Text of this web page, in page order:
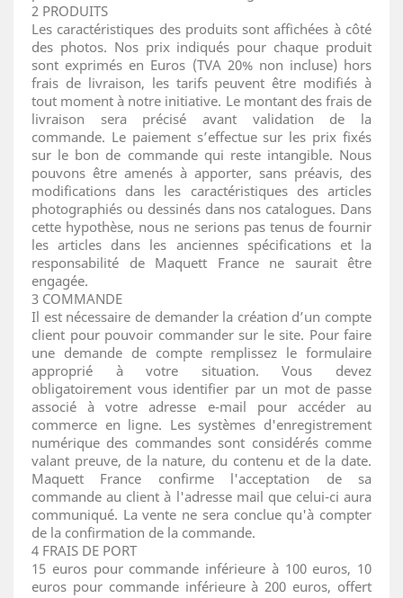
2 PRODUITS
Les caractéristiques des produits sont affichées à côté
des photos. Nos prix indiqués pour chaque produit
sont exprimés en Euros (TVA 20% non incluse) hors
frais de livraison, les tarifs peuvent être modifiés à
tout moment à notre initiative. Le montant des frais de
livraison sera précisé avant validation de la
commande. Le paiement s’effectue sur les prix fixés
sur le bon de commande qui reste intangible. Nous
pouvons être amenés à apporter, sans préavis, des
modifications dans les caractéristiques des articles
photographiés ou dessinés dans nos catalogues. Dans
cette hypothèse, nous ne serions pas tenus de fournir
les articles dans les anciennes spécifications et la
responsabilité de Maquett France ne saurait être
engagée.
3 COMMANDE
Il est nécessaire de demander la création d’un compte
client pour pouvoir commander sur le site. Pour faire
une demande de compte remplissez le formulaire
approprié à votre situation. Vous devez
obligatoirement vous identifier par un mot de passe
associé à votre adresse e-mail pour accéder au
commerce en ligne. Les systèmes d'enregistrement
numérique des commandes sont considérés comme
valant preuve, de la nature, du contenu et de la date.
Maquett France confirme l'acceptation de sa
commande au client à l'adresse mail que celui-ci aura
communiqué. La vente ne sera conclue qu'à compter
de la confirmation de la commande.
4 FRAIS DE PORT
15 euros pour commande inférieure à 100 euros, 10
euros pour commande inférieure à 200 euros, offert